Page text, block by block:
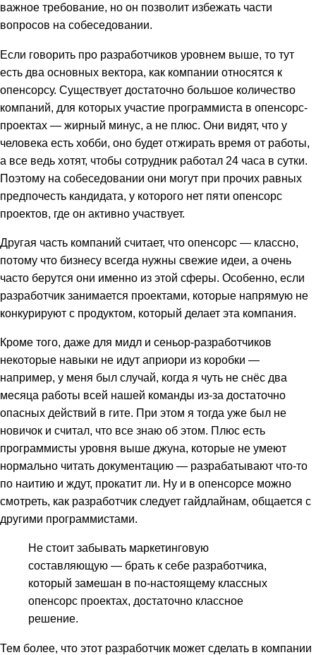
важное требование, но он позволит избежать части
вопросов на собеседовании.
Если говорить про разработчиков уровнем выше, то тут
есть два основных вектора, как компании относятся к
опенсорсу. Существует достаточно большое количество
компаний, для которых участие программиста в опенсорс-
проектах — жирный минус, а не плюс. Они видят, что у
человека есть хобби, оно будет отжирать время от работы,
а все ведь хотят, чтобы сотрудник работал 24 часа в сутки.
Поэтому на собеседовании они могут при прочих равных
предпочесть кандидата, у которого нет пяти опенсорс
проектов, где он активно участвует.
Другая часть компаний считает, что опенсорс — классно,
потому что бизнесу всегда нужны свежие идеи, а очень
часто берутся они именно из этой сферы. Особенно, если
разработчик занимается проектами, которые напрямую не
конкурируют с продуктом, который делает эта компания.
Кроме того, даже для мидл и сеньор-разработчиков
некоторые навыки не идут априори из коробки —
например, у меня был случай, когда я чуть не снёс два
месяца работы всей нашей команды из-за достаточно
опасных действий в гите. При этом я тогда уже был не
новичок и считал, что все знаю об этом. Плюс есть
программисты уровня выше джуна, которые не умеют
нормально читать документацию — разрабатывают что-то
по наитию и ждут, прокатит ли. Ну и в опенсорсе можно
смотреть, как разработчик следует гайдлайнам, общается с
другими программистами.
Не стоит забывать маркетинговую
составляющую — брать к себе разработчика,
который замешан в по-настоящему классных
опенсорс проектах, достаточно классное
решение.
Тем более, что этот разработчик может сделать в компании